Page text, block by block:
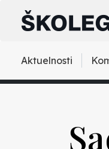
Aktuelnosti